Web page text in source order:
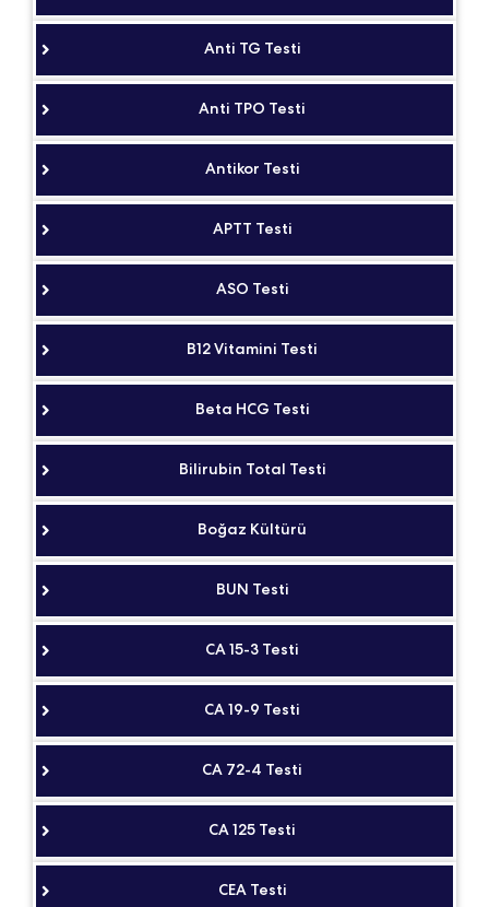
Anti TG Testi
Anti TPO Testi
Antikor Testi
APTT Testi
ASO Testi
B12 Vitamini Testi
Beta HCG Testi
Bilirubin Total Testi
Boğaz Kültürü
BUN Testi
CA 15-3 Testi
CA 19-9 Testi
CA 72-4 Testi
CA 125 Testi
CEA Testi